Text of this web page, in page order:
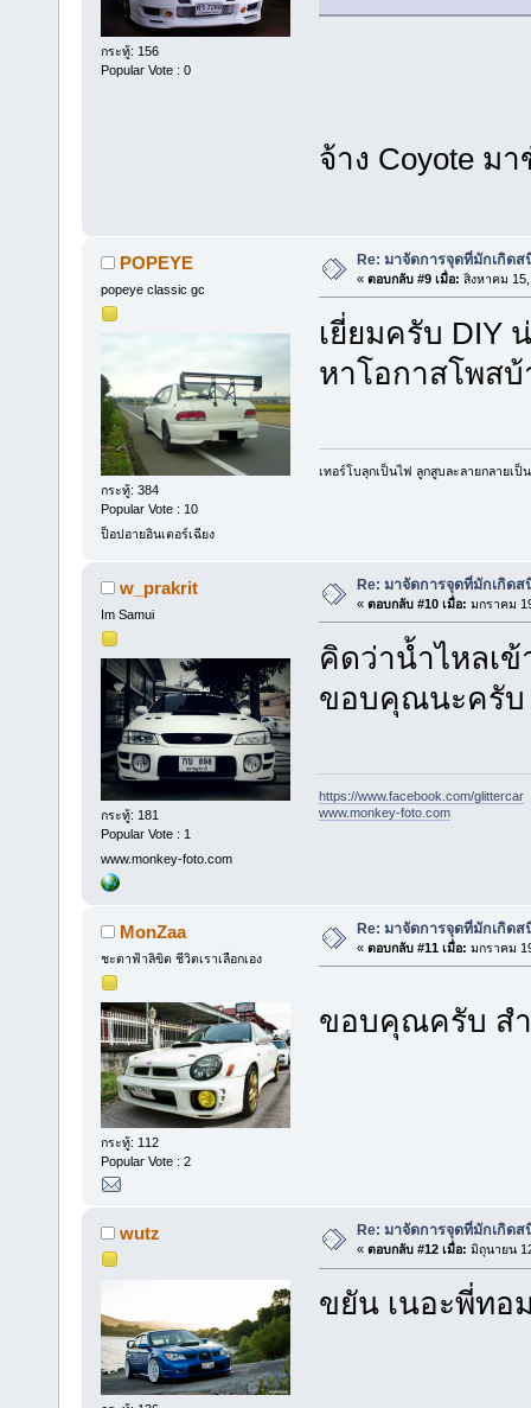
กระทู้: 156
Popular Vote : 0
จ้าง Coyote ม
POPEYE
popeye classic gc
กระทู้: 384
Popular Vote : 10
ป็อปอายอินเตอร์เฉียง
Re: มาจัดการจุดที่มักเกิดส
« ตอบกลับ #9 เมื่อ: สิงหาคม
เยี่ยมครับ DIY
หาโอกาสโพสบ้
เทอร์โบลุกเป็นไฟ ลูกสูบละลายกลายเป็
w_prakrit
Im Samui
กระทู้: 181
Popular Vote : 1
www.monkey-foto.com
Re: มาจัดการจุดที่มักเกิดส
« ตอบกลับ #10 เมื่อ: มกราคม
คิดว่าน้ำไหลเ
ขอบคุณนะครับ
https://www.facebook.com/glittercar
www.monkey-foto.com
MonZaa
ชะตาฟ้าลิขิต ชีวิตเราเลือกเอง
กระทู้: 112
Popular Vote : 2
Re: มาจัดการจุดที่มักเกิดส
« ตอบกลับ #11 เมื่อ: มกราคม
ขอบคุณครับ ส
wutz Re: มาจัดการจุดที่มักเกิดส
« ตอบกลับ #12 เมื่อ: มิถุนายน
ขยัน เนอะพี่ทอ